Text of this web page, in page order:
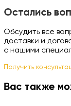
Остались
Обсудить все
доставки и
с нашими
Получить
Вас также